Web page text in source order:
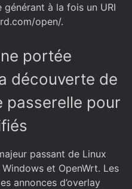
à la fois un URI
open/.
portée
découverte de
passerelle pour
passant de Linux
et OpenWrt. Les
annonces d’overlay